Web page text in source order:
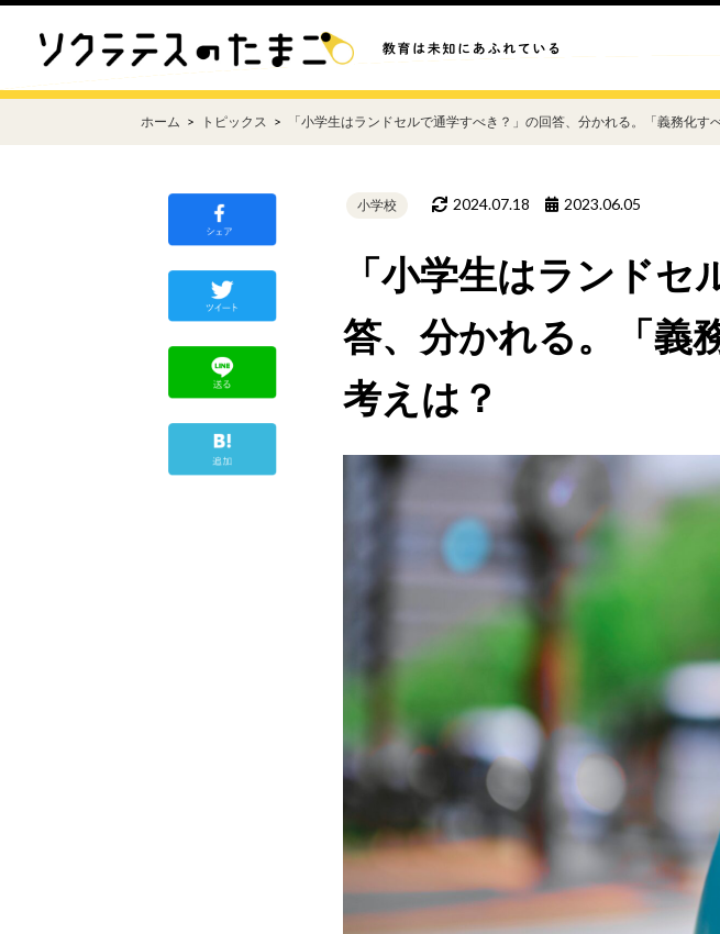
ホーム トピックス 「小学生はランドセルで通学すべき？」の回答、分かれる。「義務化す
小学校 2024.07.18 2023.06.05
「小学生はランド
答、分かれる。「義
考えは？